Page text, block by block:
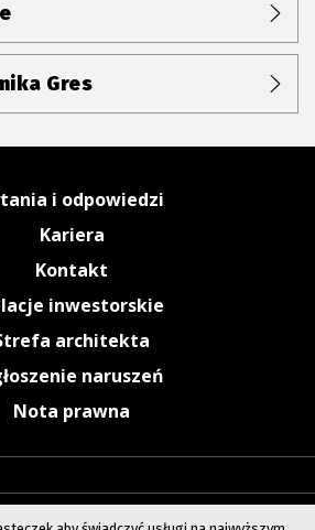
Gres
i odpowiedzi
Kariera
Kontakt
inwestorskie
architekta
naruszeń
Nota prawna